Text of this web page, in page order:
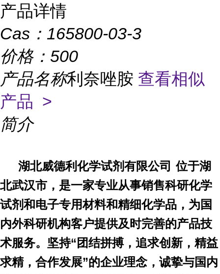
产品详情
Cas： 165800-03-3
价格： 500
产品名称利奈唑胺 查看相似
产品 >
简介
湖北威德利化学试剂有限公司 位于湖
北武汉市，是一家专业从事销售科研化学
试剂和电子专用材料和精细化学品，为国
内外科研机构客户提供及时完善的产品技
术服务。坚持“团结拼搏，追求创新 ，精益
求精，合作发展”的企业理念，诚挚与国内